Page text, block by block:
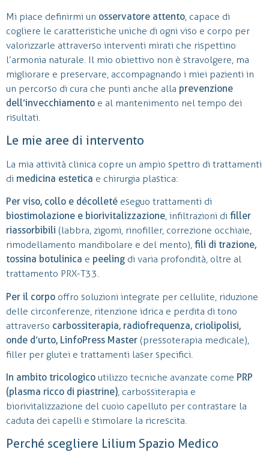
Mi piace definirmi un osservatore attento , capace di
cogliere le caratteristiche uniche di ogni viso e corpo per
valorizzarle attraverso interventi mirati che rispettino
l’armonia naturale. Il mio obiettivo non è stravolgere, ma
migliorare e preservare, accompagnando i miei pazienti in
un percorso di cura che punti anche alla prevenzione
dell’invecchiamento e al mantenimento nel tempo dei
risultati.
Le mie aree di intervento
La mia attività clinica copre un ampio spettro di trattamenti
di medicina estetica e chirurgia plastica:
Per viso, collo e décolleté eseguo trattamenti di
biostimolazione e biorivitalizzazione, infiltrazioni di filler
riassorbibili (labbra, zigomi, rinofiller, correzione occhiaie,
rimodellamento mandibolare e del mento), fili di trazione,
tossina botulinica e peeling di varia profondità, oltre al
trattamento PRX-T33.
Per il corpo offro soluzioni integrate per cellulite, riduzione
delle circonferenze, ritenzione idrica e perdita di tono
attraverso carbossiterapia, radiofrequenza, criolipolisi,
onde d’urto, LinfoPress Master (pressoterapia medicale),
filler per glutei e trattamenti laser specifici.
In ambito tricologico utilizzo tecniche avanzate come PRP
(plasma ricco di piastrine), carbossiterapia e
biorivitalizzazione del cuoio capelluto per contrastare la
caduta dei capelli e stimolare la ricrescita.
Perché scegliere Lilium Spazio Medico